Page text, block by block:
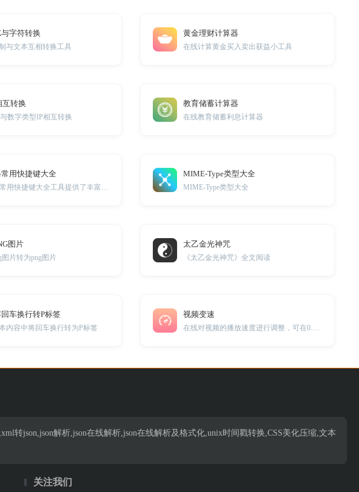
字符转换
与文本互相转换工具
黄金理财计算器
在线计算黄金买入卖出获益小工具
互转换
数字类型IP相互转换
教育储蓄计算器
在线教育储蓄利息计算器
常用快捷键大全 MIME-Type类型大全
MIME-Type类型大全
图片
图片转为png图片
太乙金光神咒
《太乙金光神咒》全文阅读
车换行转P标签
内容中将回车换行转为P标签
视频变速
转json,json解析,json在线解析,json在线解析及格式化,unix时间戳转换,CSS美化压缩,文本
关注我们